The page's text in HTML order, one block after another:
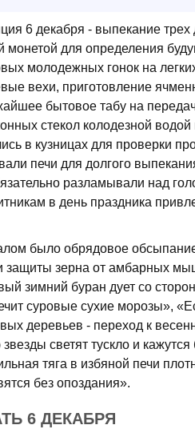
6 декабря - выпекание
монетой для определения
молодежных гонок на
вехи, приготовление
бытовое табу на
стекол колодезной
в кузницах для проверки
печи для долгого
разламывали над
в день праздника
было обрядовое
защиты зерна от амбарных
зимний буран дует со
суровые сухие морозы»,
деревьев - переход к
светят тускло и
тяга в избяной печи
без опоздания».
6 ДЕКАБРЯ